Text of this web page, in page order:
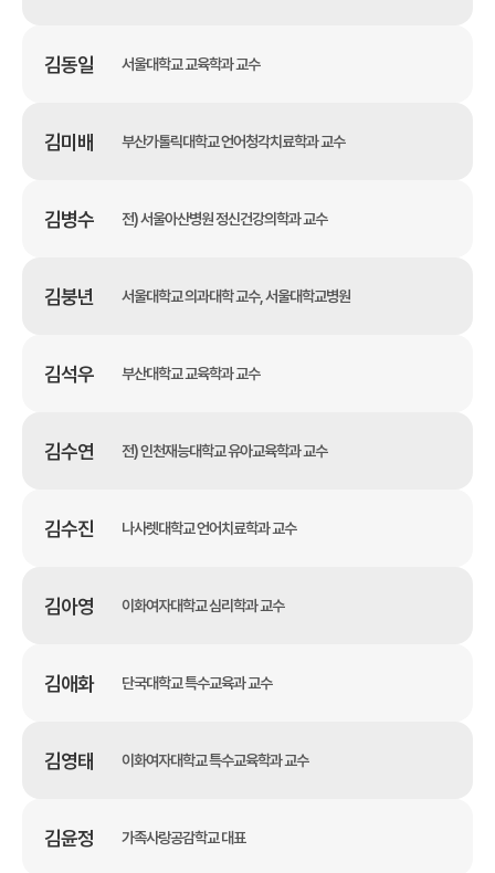
김동일 서울대학교 교육학과 교수
김미배 부산가톨릭대학교 언어청각치료학과 교수
김병수 전) 서울아산병원 정신건강의학과 교수
김붕년 서울대학교 의과대학 교수, 서울대학교병원
김석우 부산대학교 교육학과 교수
김수연 전) 인천재능대학교 유아교육학과 교수
김수진 나사렛대학교 언어치료학과 교수
김아영 이화여자대학교 심리학과 교수
김애화 단국대학교 특수교육과 교수
김영태 이화여자대학교 특수교육학과 교수
김윤정 가족사랑공감학교 대표